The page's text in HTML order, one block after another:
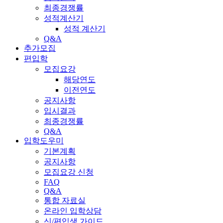
최종경쟁률
성적계산기
성적 계산기
Q&A
추가모집
편입학
모집요강
해당연도
이전연도
공지사항
입시결과
최종경쟁률
Q&A
입학도우미
기본계획
공지사항
모집요강 신청
FAQ
Q&A
통합 자료실
온라인 입학상담
신/편입생 가이드